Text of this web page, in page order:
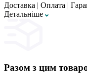
Доставка | Оплата |
Детальнiше
Разом з цим